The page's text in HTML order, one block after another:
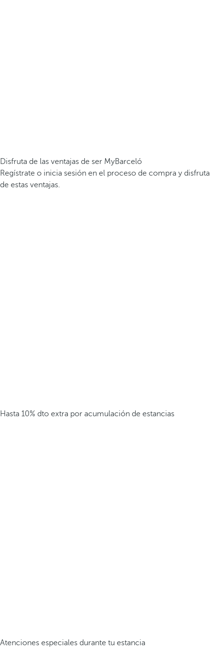
Disfruta de las ventajas de ser MyBarceló
Regístrate o inicia sesión en el proceso de compra y disfruta
de estas ventajas.
Hasta 10% dto extra por acumulación de estancias
Atenciones especiales durante tu estancia